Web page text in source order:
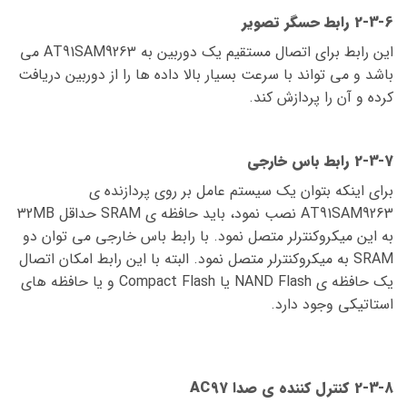
2-3-6 رابط حسگر تصویر
این رابط برای اتصال مستقیم یک دوربین به AT91SAM9263 می
باشد و می تواند با سرعت بسیار بالا داده ها را از دوربین دریافت
کرده و آن را پردازش کند.
2-3-7 رابط باس خارجی
برای اینکه بتوان یک سیستم عامل بر روی پردازنده ی
AT91SAM9263 نصب نمود، باید حافظه ی SRAM حداقل 32MB
به این میکروکنترلر متصل نمود. با رابط باس خارجی می توان دو
SRAM به میکروکنترلر متصل نمود. البته با این رابط امکان اتصال
یک حافظه ی NAND Flash یا Compact Flash و یا حافظه های
استاتیکی وجود دارد.
2-3-8 کنترل کننده ی صدا AC97